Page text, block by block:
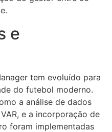
e
tem evoluído para
do futebol moderno.
a análise de dados
e a incorporação de
foram implementadas